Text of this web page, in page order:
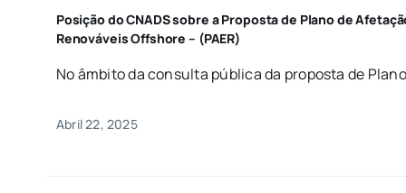
Posição do CNADS sobre a Proposta de Plano de
Renováveis Offshore – (PAER)
No âmbito da consulta pública da proposta de
Abril 22, 2025